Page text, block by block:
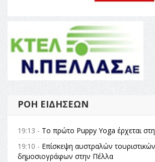
ΡΟΉ ΕΙΔΉΣΕΩΝ
19:13 - Το πρώτο Puppy Yoga έρχεται
19:10 - Επίσκεψη αυστραλών τουριστικών
δημοσιογράφων στην Πέλλα